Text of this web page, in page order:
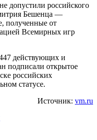
допустили российского
Бешенца —
полученные от
Всемирных игр
действующих и
подписали открытое
российских
статусе.
Источник: vm.ru